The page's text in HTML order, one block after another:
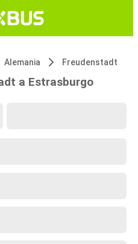
Alemania Freudenstadt
a Estrasburgo